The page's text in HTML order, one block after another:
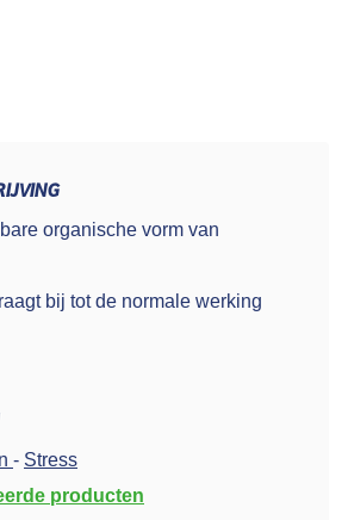
organische vorm van
bij tot de normale werking
- Stress
producten